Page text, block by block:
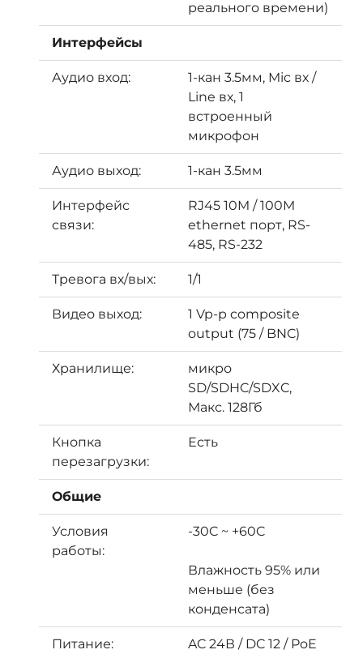
реального времени)
Интерфейсы
Аудио вход:
1-кан 3.5мм, Mic вх /
Line вх, 1
встроенный
микрофон
Аудио выход: 1-кан 3.5мм
Интерфейс
связи:
RJ45 10M / 100M
ethernet порт, RS-
485, RS-232
Тревога вх/вых: 1/1
Видео выход:
1 Vp-p composite
output (75 / BNC)
Хранилище:
микро
SD/SDHC/SDXC,
Макс. 128Гб
Кнопка
перезагрузки:
Есть
Общие
Условия
работы:
-30C ~ +60C
Влажность 95% или
меньше (без
конденсата)
Питание:
AC 24В / DC 12 / PoE